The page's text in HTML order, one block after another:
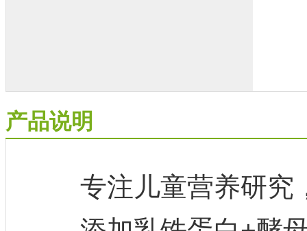
产品说明
专注儿童营养研究